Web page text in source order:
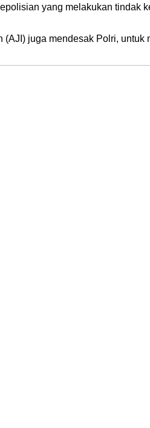
yang melakukan tindak
juga mendesak Polri, untuk